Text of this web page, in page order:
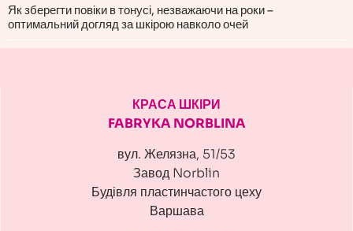
Як зберегти повіки в тонусі, незважаючи на роки –
оптимальний догляд за шкірою навколо очей
КРАСА ШКІРИ
FABRYKA NORBLINA
вул. Желязна, 51/53
Завод Norblin
Будівля пластинчастого цеху
Варшава